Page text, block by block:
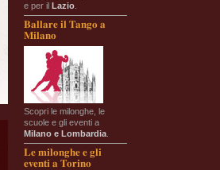
e per il Lazio
Ballare il Tango a
Milano
Scopri le milonghe, le
scuole e gli eventi a
Milano e Lombardia
Le milonghe e gli
eventi a Torino